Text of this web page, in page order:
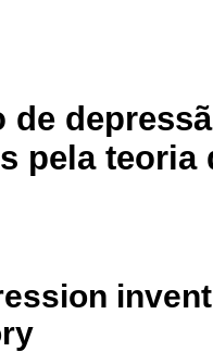
de
pela teoria